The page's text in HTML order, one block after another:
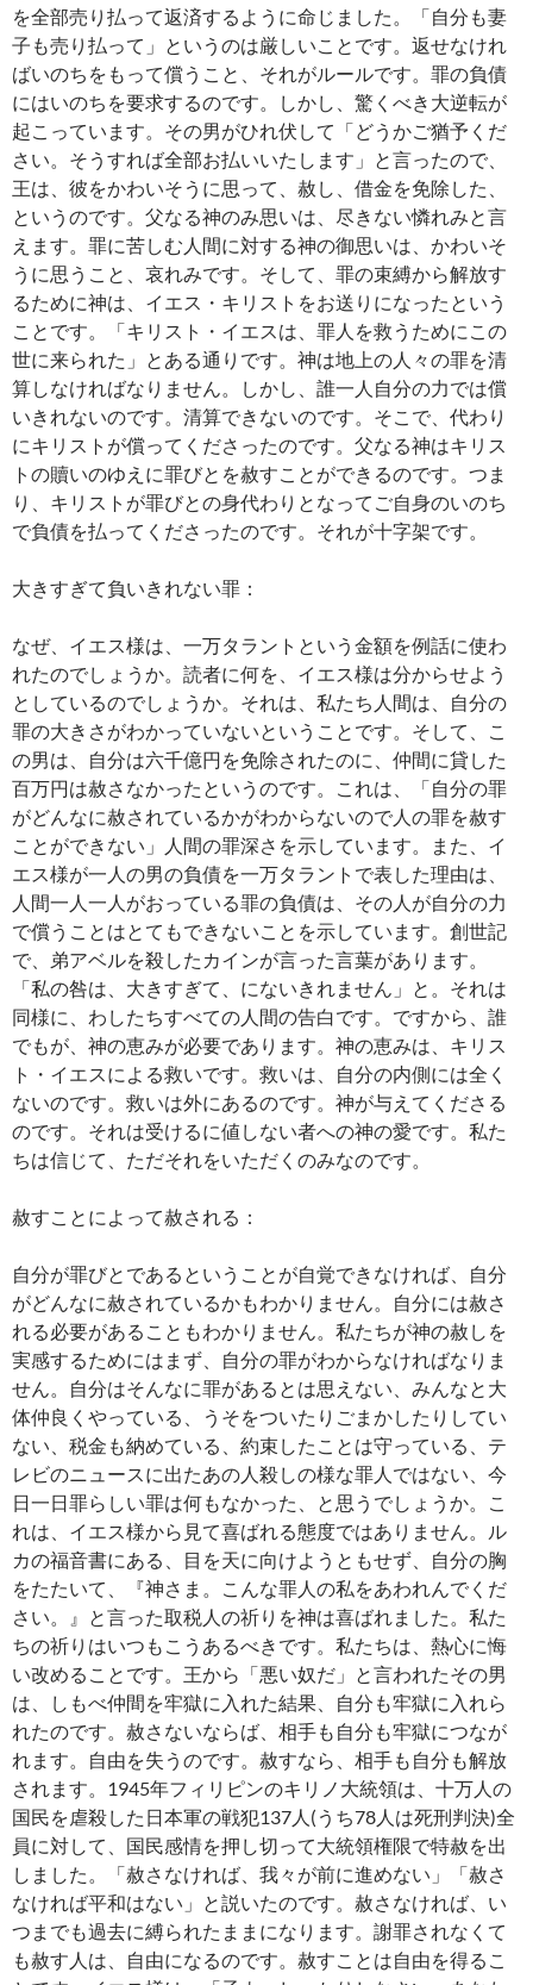
を全部売り払って返済するように命じました。「自分も妻
子も売り払って」というのは厳しいことです。返せなけれ
ばいのちをもって償うこと、それがルールです。罪の負債
にはいのちを要求するのです。しかし、驚くべき大逆転が
起こっています。その男がひれ伏して「どうかご猶予くだ
さい。そうすれば全部お払いいたします」と言ったので、
王は、彼をかわいそうに思って、赦し、借金を免除した、
というのです。父なる神のみ思いは、尽きない憐れみと言
えます。罪に苦しむ人間に対する神の御思いは、かわいそ
うに思うこと、哀れみです。そして、罪の束縛から解放す
るために神は、イエス・キリストをお送りになったという
ことです。「キリスト・イエスは、罪人を救うためにこの
世に来られた」とある通りです。神は地上の人々の罪を清
算しなければなりません。しかし、誰一人自分の力では償
いきれないのです。清算できないのです。そこで、代わり
にキリストが償ってくださったのです。父なる神はキリス
トの贖いのゆえに罪びとを赦すことができるのです。つま
り、キリストが罪びとの身代わりとなってご自身のいのち
で負債を払ってくださったのです。それが十字架です。
大きすぎて負いきれない罪：
なぜ、イエス様は、一万タラントという金額を例話に使わ
れたのでしょうか。読者に何を、イエス様は分からせよう
としているのでしょうか。それは、私たち人間は、自分の
罪の大きさがわかっていないということです。そして、こ
の男は、自分は六千億円を免除されたのに、仲間に貸した
百万円は赦さなかったというのです。これは、「自分の罪
がどんなに赦されているかがわからないので人の罪を赦す
ことができない」人間の罪深さを示しています。また、イ
エス様が一人の男の負債を一万タラントで表した理由は、
人間一人一人がおっている罪の負債は、その人が自分の力
で償うことはとてもできないことを示しています。創世記
で、弟アベルを殺したカインが言った言葉があります。
「私の咎は、大きすぎて、にないきれません」と。それは
同様に、わしたちすべての人間の告白です。ですから、誰
でもが、神の恵みが必要であります。神の恵みは、キリス
ト・イエスによる救いです。救いは、自分の内側には全く
ないのです。救いは外にあるのです。神が与えてくださる
のです。それは受けるに値しない者への神の愛です。私た
ちは信じて、ただそれをいただくのみなのです。
赦すことによって赦される：
自分が罪びとであるということが自覚できなければ、自分
がどんなに赦されているかもわかりません。自分には赦さ
れる必要があることもわかりません。私たちが神の赦しを
実感するためにはまず、自分の罪がわからなければなりま
せん。自分はそんなに罪があるとは思えない、みんなと大
体仲良くやっている、うそをついたりごまかしたりしてい
ない、税金も納めている、約束したことは守っている、テ
レビのニュースに出たあの人殺しの様な罪人ではない、今
日一日罪らしい罪は何もなかった、と思うでしょうか。こ
れは、イエス様から見て喜ばれる態度ではありません。ル
カの福音書にある、目を天に向けようともせず、自分の胸
をたたいて、『神さま。こんな罪人の私をあわれんでくだ
さい。』と言った取税人の祈りを神は喜ばれました。私た
ちの祈りはいつもこうあるべきです。私たちは、熱心に悔
い改めることです。王から「悪い奴だ」と言われたその男
は、しもべ仲間を牢獄に入れた結果、自分も牢獄に入れら
れたのです。赦さないならば、相手も自分も牢獄につなが
れます。自由を失うのです。赦すなら、相手も自分も解放
されます。1945年フィリピンのキリノ大統領は、十万人の
国民を虐殺した日本軍の戦犯137人(うち78人は死刑判決)全
員に対して、国民感情を押し切って大統領権限で特赦を出
しました。「赦さなければ、我々が前に進めない」「赦さ
なければ平和はない」と説いたのです。赦さなければ、い
つまでも過去に縛られたままになります。謝罪されなくて
も赦す人は、自由になるのです。赦すことは自由を得るこ